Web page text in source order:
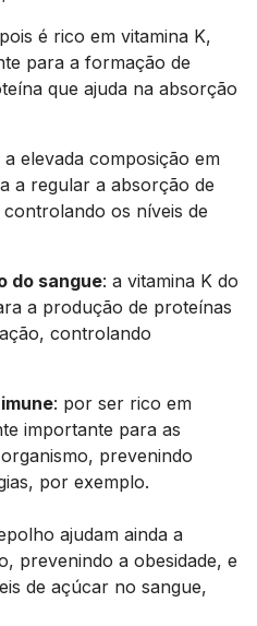
é rico em vitamina K,
para a formação de
que ajuda na absorção
a elevada composição em
a regular a absorção de
os níveis de
do sangue: a vitamina K do
a produção de proteínas
controlando
: por ser rico em
importante para as
prevenindo
por exemplo.
ajudam ainda a
prevenindo a obesidade, e
de açúcar no sangue,